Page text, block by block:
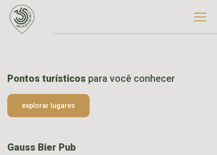
Pontos turísticos para você conhecer
explorar lugares
Gauss Bier Pub